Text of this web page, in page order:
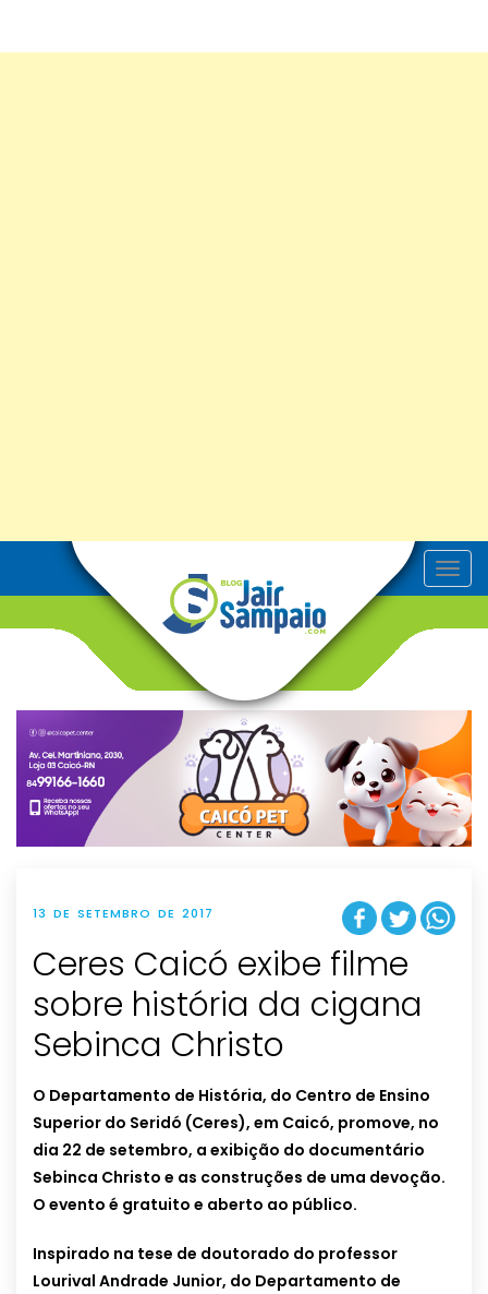
T
o
v
g
t
i
o
n
13 DE SETEMBRO DE 2017
Ceres Caicó exibe filme
sobre história da cigana
Sebinca Christo
O Departamento de História, do Centro de Ensino
Superior do Seridó (Ceres), em Caicó, promove, no
dia 22 de setembro, a exibição do documentário
Sebinca Christo e as construções de uma devoção.
O evento é gratuito e aberto ao público.
Inspirado na tese de doutorado do professor
Lourival Andrade Junior, do Departamento de